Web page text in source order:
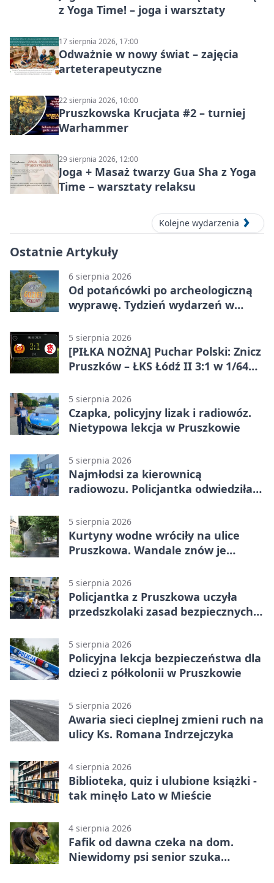
z Yoga Time! – joga i warsztaty
17 sierpnia 2026, 17:00
Odważnie w nowy świat – zajęcia
arteterapeutyczne
22 sierpnia 2026, 10:00
Pruszkowska Krucjata #2 – turniej
Warhammer
29 sierpnia 2026, 12:00
Joga + Masaż twarzy Gua Sha z Yoga
Time – warsztaty relaksu
Kolejne wydarzenia
Ostatnie Artykuły
6 sierpnia 2026
Od potańcówki po archeologiczną
wyprawę. Tydzień wydarzeń w
5 sierpnia 2026
[PIŁKA NOŻNA] Puchar Polski: Znicz
Pruszków – ŁKS Łódź II 3:1 w 1/64
5 sierpnia 2026
Czapka, policyjny lizak i radiowóz.
Nietypowa lekcja w Pruszkowie
5 sierpnia 2026
Najmłodsi za kierownicą
radiowozu. Policjantka odwiedziła
5 sierpnia 2026
Kurtyny wodne wróciły na ulice
Pruszkowa. Wandale znów je
5 sierpnia 2026
Policjantka z Pruszkowa uczyła
przedszkolaki zasad bezpiecznych
5 sierpnia 2026
Policyjna lekcja bezpieczeństwa dla
dzieci z półkolonii w Pruszkowie
5 sierpnia 2026
Awaria sieci cieplnej zmieni ruch na
ulicy Ks. Romana Indrzejczyka
4 sierpnia 2026
Biblioteka, quiz i ulubione książki -
tak minęło Lato w Mieście
4 sierpnia 2026
Fafik od dawna czeka na dom.
Niewidomy psi senior szuka